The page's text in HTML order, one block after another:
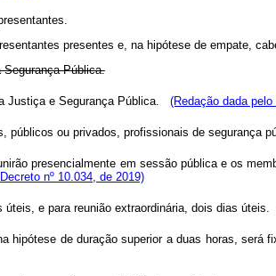
presentes e, na hipótese de empate,
Segurança Pública.
Justiça e Segurança Pública. (Redação dada
ou privados, profissionais de
presencialmente em sessão pública e os
nº 10.034, de 2019)
úteis, e para reunião extraordinária, dois dias úteis.
de duração superior a duas horas,